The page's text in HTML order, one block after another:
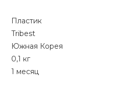
Пластик
Tribest
Южная Корея
0,1 кг
1 месяц